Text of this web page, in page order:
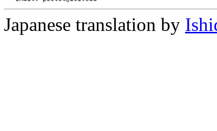
Japanese translation by